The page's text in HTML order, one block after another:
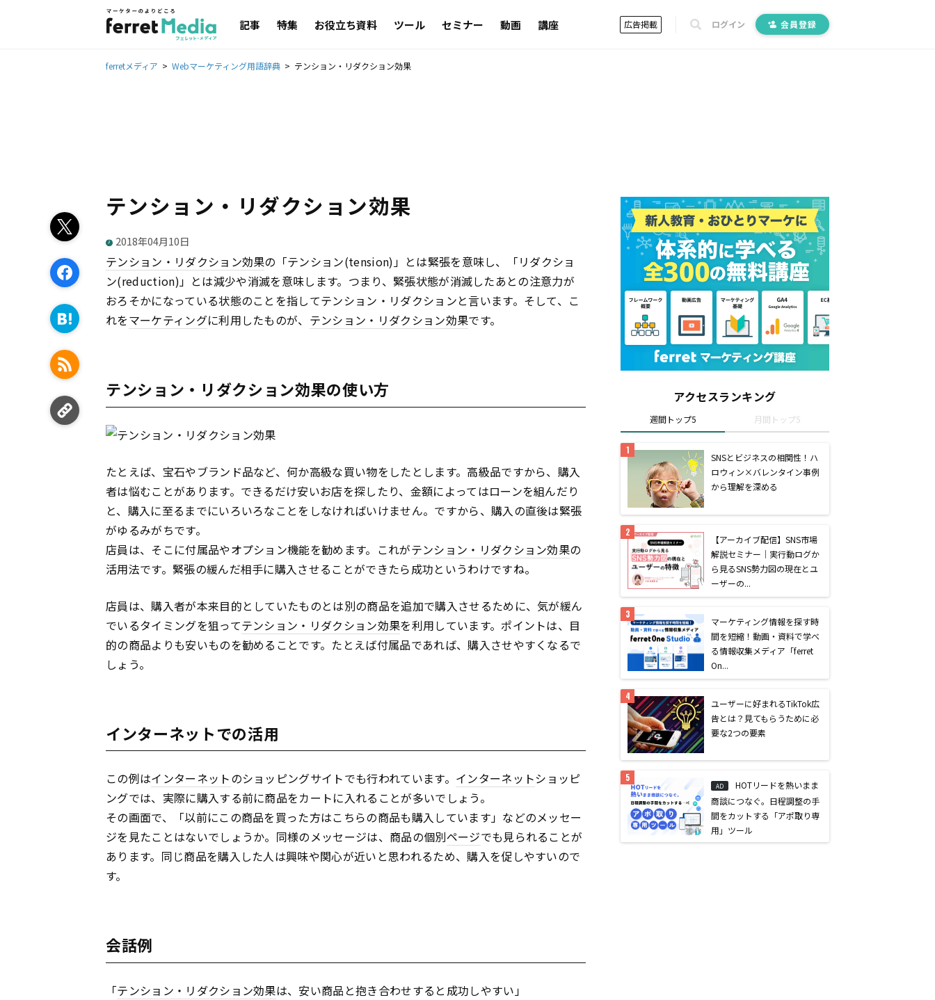
記事 特集 お役立ち資料 ツール セミナー 動画 講座 広告掲載 ログイン 会員登録
ferretメディア Webマーケティング用語辞典 テンション・リダクション効果
テンション・リダクション効果
2018年04月10日
テンション・リダクション効果の「テンション(tension)」とは緊張を意味し、「リダクショ
ン(reduction)」とは減少や消滅を意味します。つまり、緊張状態が消滅したあとの注意力が
おろそかになっている状態のことを指してテンション・リダクションと言います。そして、こ
れをマーケティングに利用したものが、 テンション・リダクション効果です。
テンション・リダクション効果の使い方
たとえば、宝石やブランド品など、何か高級な買い物をしたとします。高級品ですから、購入
者は悩むことがあります。できるだけ安いお店を探したり、金額によってはローンを組んだり
と、購入に至るまでにいろいろなことをしなければいけません。ですから、購入の直後は緊張
がゆるみがちです。
店員は、そこに付属品やオプション機能を勧めます。これがテンション・リダクション効果の
活用法です。緊張の緩んだ相手に購入させることができたら成功というわけですね。
店員は、購入者が本来目的としていたものとは別の商品を追加で購入させるために、気が緩ん
でいるタイミングを狙ってテンション・リダクション効果を利用しています。ポイントは、目
的の商品よりも安いものを勧めることです。たとえば付属品であれば、購入させやすくなるで
しょう。
インターネットでの活用
この例はインターネットのショッピングサイトでも行われています。 インターネットショッピ
ングでは、実際に購入する前に商品をカートに入れることが多いでしょう。
その画面で、「以前にこの商品を買った方はこちらの商品も購入しています」などのメッセー
ジを見たことはないでしょうか。同様のメッセージは、商品の個別ページでも見られることが
あります。同じ商品を購入した人は興味や関心が近いと思われるため、購入を促しやすいので
す。
会話例
「テンション・リダクション効果は、安い商品と抱き合わせすると成功しやすい」
アクセスランキング
週間トップ5 月間トップ5
SNSとビジネスの相関性！ハ
ロウィン×バレンタイン事例
から理解を深める
【アーカイブ配信】SNS市場
解説セミナー｜実行動ログか
ら見るSNS勢力図の現在とユ
ーザーの...
マーケティング情報を探す時
間を短縮！動画・資料で学べ
る情報収集メディア「ferret
On...
ユーザーに好まれるTikTok広
告とは？見てもらうために必
要な2つの要素
AD
HOTリードを熱いまま
商談につなぐ。日程調整の手
間をカットする「アポ取り専
用」ツール